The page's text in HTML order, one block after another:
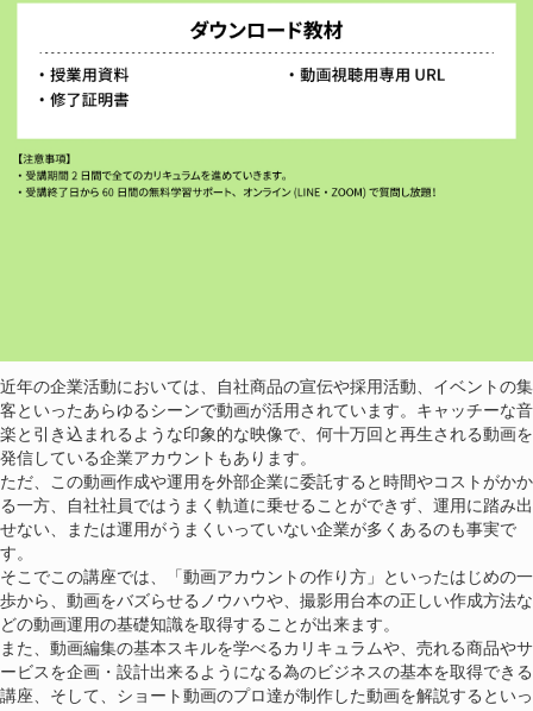
近年の企業活動においては、自社商品の宣伝や採用活動、イベントの集
客といったあらゆるシーンで動画が活用されています。キャッチーな音
楽と引き込まれるような印象的な映像で、何十万回と再生される動画を
発信している企業アカウントもあります。
ただ、この動画作成や運用を外部企業に委託すると時間やコストがかか
る一方、自社社員ではうまく軌道に乗せることができず、運用に踏み出
せない、または運用がうまくいっていない企業が多くあるのも事実で
す。
そこでこの講座では、「動画アカウントの作り方」といったはじめの一
歩から、動画をバズらせるノウハウや、撮影用台本の正しい作成方法な
どの動画運用の基礎知識を取得することが出来ます。
また、動画編集の基本スキルを学べるカリキュラムや、売れる商品やサ
ービスを企画・設計出来るようになる為のビジネスの基本を取得できる
講座、そして、ショート動画のプロ達が制作した動画を解説するといっ